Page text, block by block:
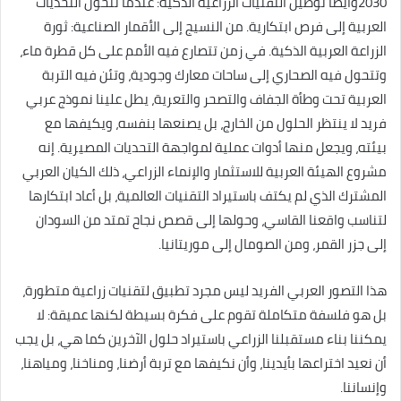
العربية إلى فرص ابتكارية. من النسيج إلى الأقمار الصناعية: ثورة
الزراعة العربية الذكية. في زمن تتصارع فيه الأمم على كل قطرة ماء،
وتتحول فيه الصحاري إلى ساحات معارك وجودية، وتئن فيه التربة
العربية تحت وطأة الجفاف والتصحر والتعرية، يطل علينا نموذج عربي
فريد لا ينتظر الحلول من الخارج، بل يصنعها بنفسه، ويكيفها مع
بيئته، ويجعل منها أدوات عملية لمواجهة التحديات المصيرية. إنه
مشروع الهيئة العربية للاستثمار والإنماء الزراعي، ذلك الكيان العربي
المشترك الذي لم يكتف باستيراد التقنيات العالمية، بل أعاد ابتكارها
لتناسب واقعنا القاسي، وحولها إلى قصص نجاح تمتد من السودان
إلى جزر القمر، ومن الصومال إلى موريتانيا.
هذا التصور العربي الفريد ليس مجرد تطبيق لتقنيات زراعية متطورة،
بل هو فلسفة متكاملة تقوم على فكرة بسيطة لكنها عميقة: لا
يمكننا بناء مستقبلنا الزراعي باستيراد حلول الآخرين كما هي، بل يجب
أن نعيد اختراعها بأيدينا، وأن نكيفها مع تربة أرضنا، ومناخنا، ومياهنا،
وإنساننا.